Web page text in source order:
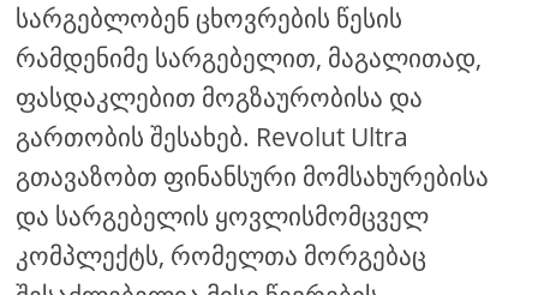
სარგებლობენ ცხოვრების წესის
რამდენიმე სარგებელით, მაგალითად,
ფასდაკლებით მოგზაურობისა და
გართობის შესახებ. Revolut Ultra
გთავაზობთ ფინანსური მომსახურებისა
და სარგებელის ყოვლისმომცველ
კომპლექტს, რომელთა მორგებაც